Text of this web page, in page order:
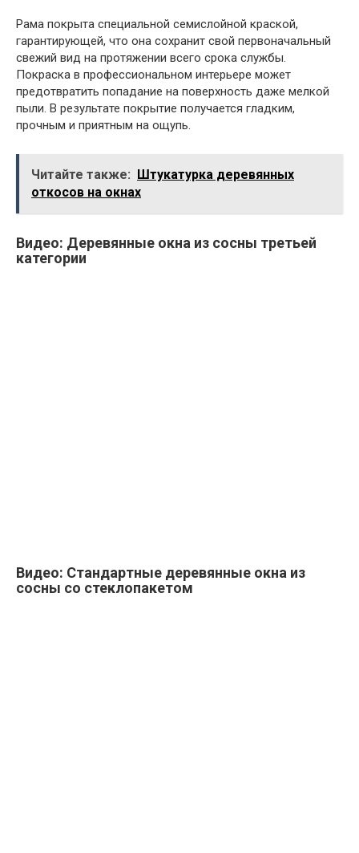
Рама покрыта специальной семислойной краской,
гарантирующей, что она сохранит свой первоначальный
свежий вид на протяжении всего срока службы.
Покраска в профессиональном интерьере может
предотвратить попадание на поверхность даже мелкой
пыли. В результате покрытие получается гладким,
прочным и приятным на ощупь.
Читайте также:
Штукатурка деревянных
откосов на окнах
Видео: Деревянные окна из сосны третьей
категории
Видео: Стандартные деревянные окна из
сосны со стеклопакетом